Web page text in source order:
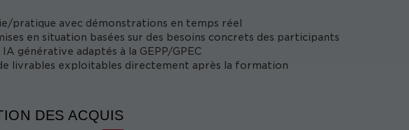
pratique avec démonstrations en temps réel
en situation basées sur des besoins concrets des participants
générative adaptés à la GEPP/GPEC
livrables exploitables directement après la formation
DES ACQUIS